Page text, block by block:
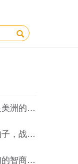
美洲豹：它非虎非豹，却是美洲的“水上王者”
美洲豹相较于其他种类的豹子，战斗力强太多了
章鱼会威胁到人类吗？它们的智商已超乎人类想象